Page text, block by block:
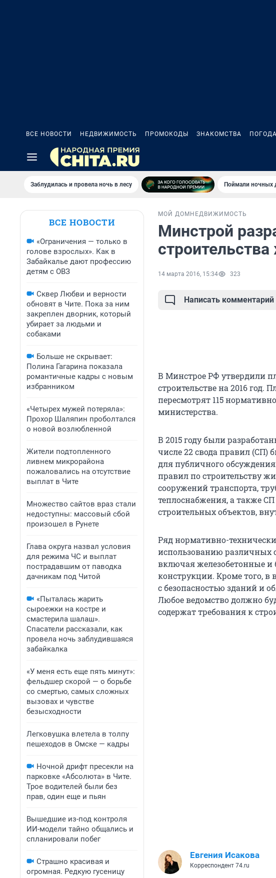
ВСЕ НОВОСТИ НЕДВИЖИМОСТЬ ПРОМОКОДЫ ЗНАКОМСТВА ПОГОДА
Заблудилась и провела ночь в лесу Поймали ночных
ВСЕ НОВОСТИ
«Ограничения — только в
голове взрослых». Как в
Забайкалье дают профессию
детям с ОВЗ
Сквер Любви и верности
обновят в Чите. Пока за ним
закреплен дворник, который
убирает за людьми и
собаками
Больше не скрывает:
Полина Гагарина показала
романтичные кадры с новым
избранником
«Четырех мужей потеряла»:
Прохор Шаляпин проболтался
о новой возлюбленной
Жители подтопленного
ливнем микрорайона
пожаловались на отсутствие
выплат в Чите
Множество сайтов враз стали
недоступны: массовый сбой
произошел в Рунете
Глава округа назвал условия
для режима ЧС и выплат
пострадавшим от паводка
дачникам под Читой
«Пыталась жарить
сыроежки на костре и
смастерила шалаш».
Спасатели рассказали, как
провела ночь заблудившаяся
забайкалка
«У меня есть еще пять минут»:
фельдшер скорой — о борьбе
со смертью, самых сложных
вызовах и чувстве
безысходности
Легковушка влетела в толпу
пешеходов в Омске — кадры
Ночной дрифт пресекли на
парковке «Абсолюта» в Чите.
Трое водителей были без
прав, один еще и пьян
Вышедшие из-под контроля
ИИ-модели тайно общались и
спланировали побег
Страшно красивая и
огромная. Редкую гусеницу
МОЙ ДОМ НЕДВИЖИМОСТЬ
Минстрой
14 марта 2016, 15:34 323
Написать комментарий
В Минстрое РФ утвердили
строительстве на 2016 год.
пересмотрят 115
министерства.
В 2015 году были
числе 22 свода правил (СП)
для публичного
правил по строительству
сооружений транспорта,
теплоснабжения, а также
строительных объектов,
Ряд нормативно-
использованию различных
включая железобетонные и
конструкции. Кроме того, в
с безопасностью зданий и
Любое ведомство должно
содержат требования к
Евгения Исакова
Корреспондент 74.ru